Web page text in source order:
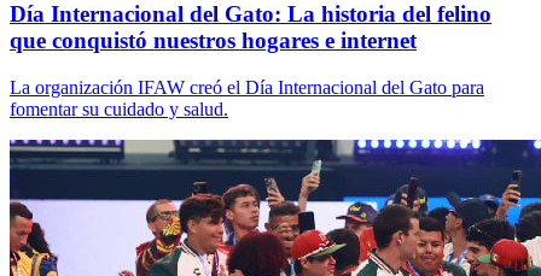
Día Internacional del Gato: La historia del felino
que conquistó nuestros hogares e internet
La organización IFAW creó el Día Internacional del Gato para
fomentar su cuidado y salud.